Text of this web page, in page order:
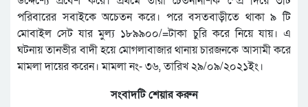
পরিবারের সবাইকে অচেতন করে। পরে বসতবাড়ীতে থাকা ৯ টি
মোবাইল সেট যার মুল্য ১৮৯৯০০/=টাকা চুরি করে নিয়ে যায়। এ
ঘটনায় তানভীর বাদী হয়ে মোগলাবাজার থানায় চারজনকে আসামী করে
মামলা দায়ের করেন। মামলা নং- ৩৬, তারিখ ২৯/০৯/২০২১ইং।
সংবাদটি শেয়ার করুন